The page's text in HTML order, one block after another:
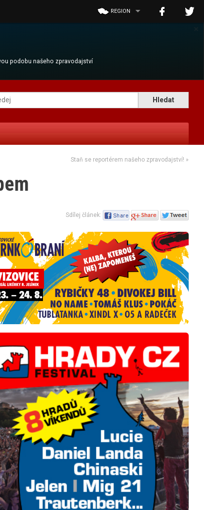
podobu našeho zpravodajství
REGION
Staň se reportérem našeho zpravodajství! »
Sdílej článek: